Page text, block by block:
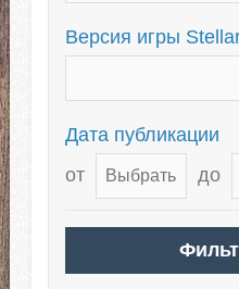
Версия игры
Дата публикации
от
до